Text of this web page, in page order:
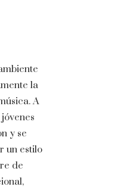
la
A
y se
un estilo
de